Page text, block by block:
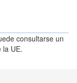
consultarse un
la UE.